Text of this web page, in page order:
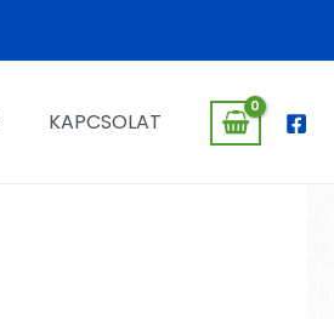
KAPCSOLAT